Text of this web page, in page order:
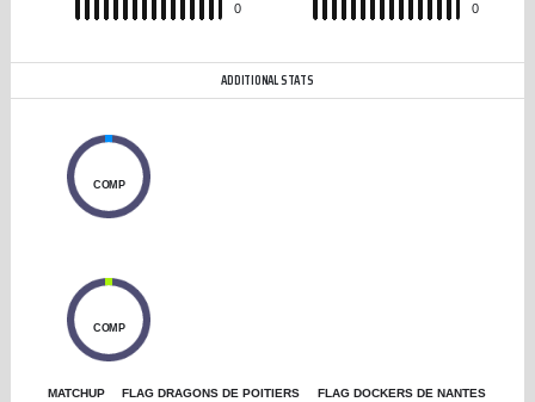
0 0
ADDITIONAL STATS
COMP
COMP
MATCHUP FLAG DRAGONS DE POITIERS FLAG DOCKERS DE NANTES